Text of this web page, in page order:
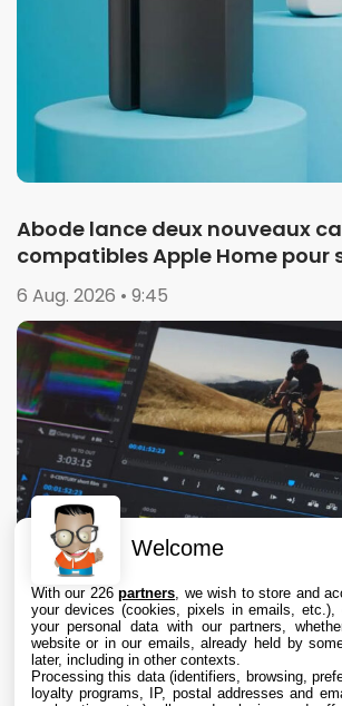
Abode lance deux nouveaux
compatibles Apple Home pour
garages et portails
6 Aug. 2026 • 9:45
Welcome
With our 226partners , we wish to store and
your devices (cookies, pixels in emails, etc.),
your personal data with our partners,
website or in our emails, already held by
later, including in other contexts.
Processing this data (identifiers, browsing,
loyalty programs, IP, postal addresses and